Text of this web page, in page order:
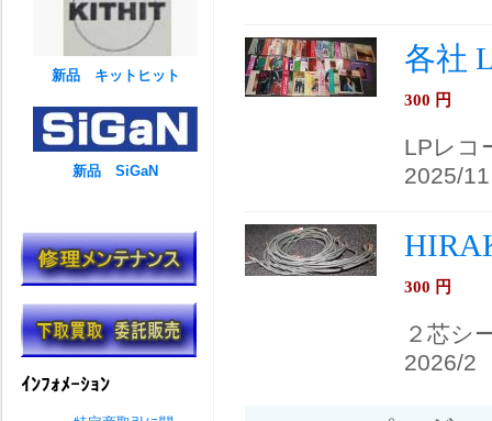
各社
300 円
LPレコ
2025/11
300 円
２芯シ
2026/2
新品 キットヒット
新品 SiGaN
ｲﾝﾌｫﾒｰｼｮﾝ